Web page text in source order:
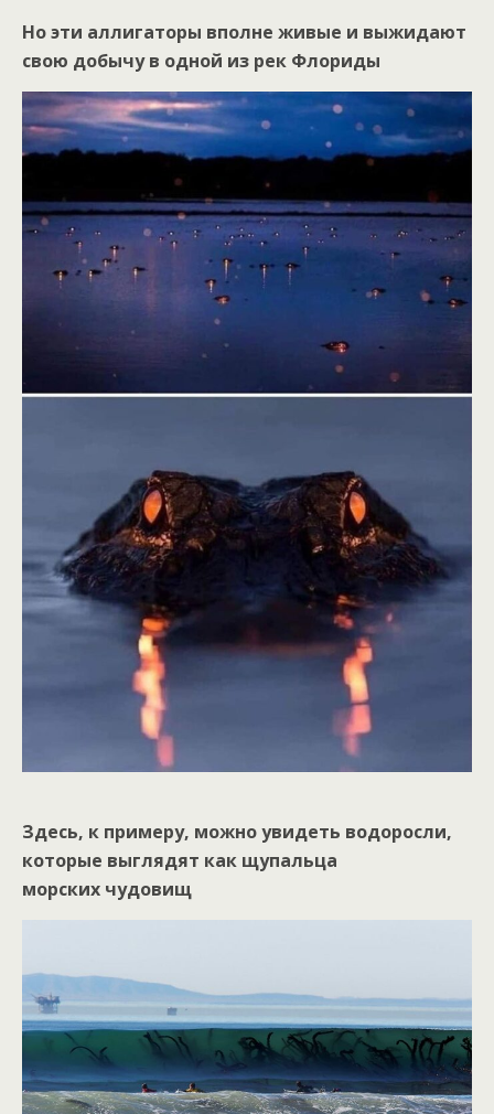
Но эти аллигаторы вполне живые и выжидают
свою добычу в одной из рек Флориды
Здесь, к примеру, можно увидеть водоросли,
которые выглядят как щупальца
морских чудовищ